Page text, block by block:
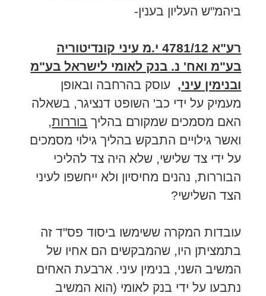
ביהמ"ש העליון בענין-
רע"א 4781/12 י.מ עיני קונדיטוריה
בע"מ ואח' נ. בנק לאומי לישראל בע"מ
ובנימין עיני, עוסק בהרחבה ובאופן
מעמיק על ידי כב' השופט דנציגר, בשאלה
האם מסמכים שמקורם בהליך בוררות,
ואשר גילויים התבקש בהליך גילוי מסמכים
על ידי צד שלישי, שלא היה צד להליכי
הבוררות, נהנים מחיסיון ולא ייחשפו לעיני
הצד השלישי?
עובדות המקרה ששימשו ביסוד פס"ד זה
בתמציתן היו, שהמבקשים הם אחיו של
המשיב השני, בנימין עיני. ארבעת האחים
נתבעו על ידי בנק לאומי (הוא המשיב